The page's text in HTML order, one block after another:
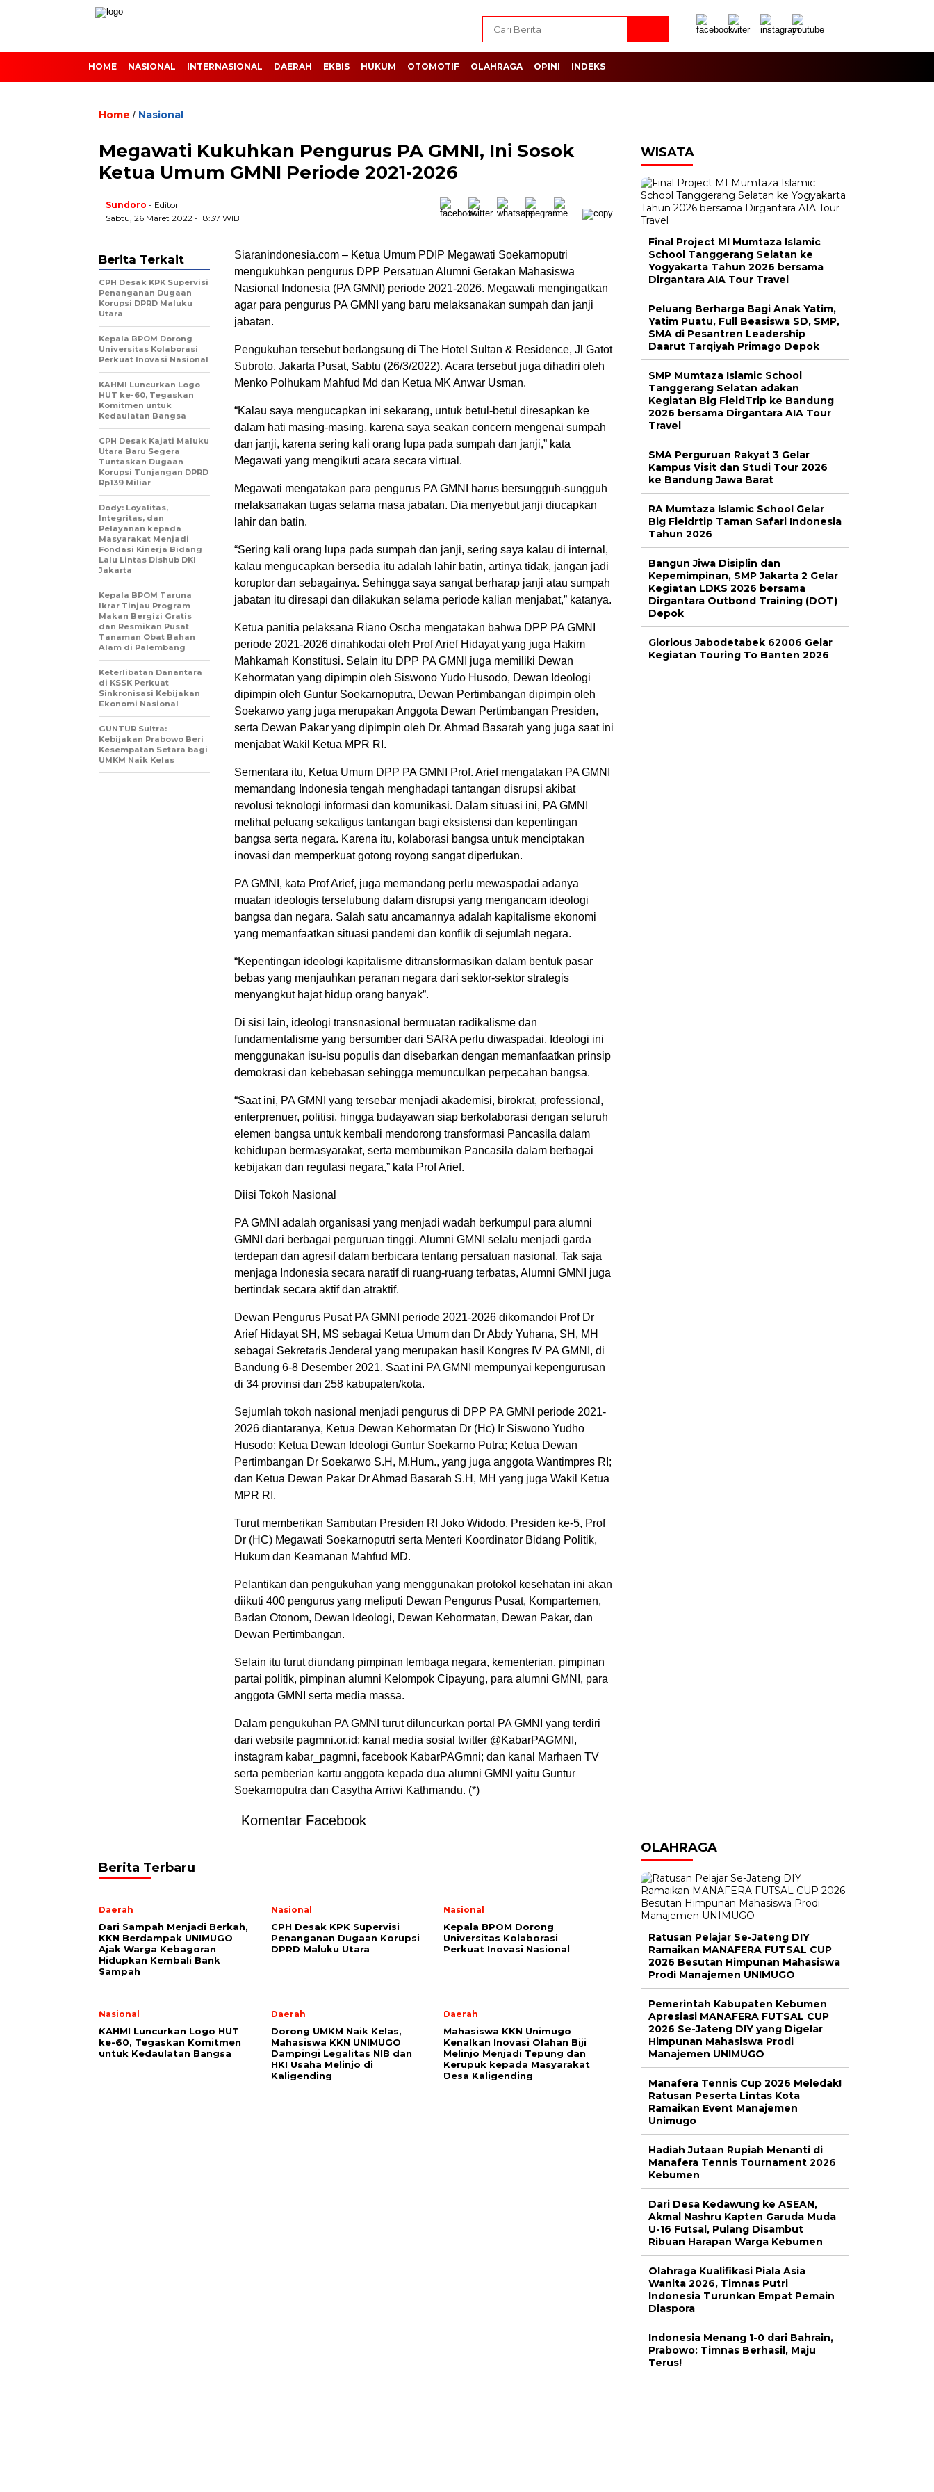
HOME NASIONAL INTERNASIONAL DAERAH EKBIS HUKUM OTOMOTIF OLAHRAGA OPINI INDEKS
Home / Nasional
Megawati Kukuhkan Pengurus PA GMNI, Ini Sosok
Ketua Umum GMNI Periode 2021-2026
Sundoro - Editor
Sabtu, 26 Maret 2022 - 18:37 WIB
Siaranindonesia.com – Ketua Umum PDIP Megawati Soekarnoputri
mengukuhkan pengurus DPP Persatuan Alumni Gerakan Mahasiswa
Nasional Indonesia (PA GMNI) periode 2021-2026. Megawati mengingatkan
agar para pengurus PA GMNI yang baru melaksanakan sumpah dan janji
jabatan.
Pengukuhan tersebut berlangsung di The Hotel Sultan & Residence, Jl Gatot
Subroto, Jakarta Pusat, Sabtu (26/3/2022). Acara tersebut juga dihadiri oleh
Menko Polhukam Mahfud Md dan Ketua MK Anwar Usman.
“Kalau saya mengucapkan ini sekarang, untuk betul-betul diresapkan ke
dalam hati masing-masing, karena saya seakan concern mengenai sumpah
dan janji, karena sering kali orang lupa pada sumpah dan janji,” kata
Megawati yang mengikuti acara secara virtual.
Megawati mengatakan para pengurus PA GMNI harus bersungguh-sungguh
melaksanakan tugas selama masa jabatan. Dia menyebut janji diucapkan
lahir dan batin.
“Sering kali orang lupa pada sumpah dan janji, sering saya kalau di internal,
kalau mengucapkan bersedia itu adalah lahir batin, artinya tidak, jangan jadi
koruptor dan sebagainya. Sehingga saya sangat berharap janji atau sumpah
jabatan itu diresapi dan dilakukan selama periode kalian menjabat,” katanya.
Ketua panitia pelaksana Riano Oscha mengatakan bahwa DPP PA GMNI
periode 2021-2026 dinahkodai oleh Prof Arief Hidayat yang juga Hakim
Mahkamah Konstitusi. Selain itu DPP PA GMNI juga memiliki Dewan
Kehormatan yang dipimpin oleh Siswono Yudo Husodo, Dewan Ideologi
dipimpin oleh Guntur Soekarnoputra, Dewan Pertimbangan dipimpin oleh
Soekarwo yang juga merupakan Anggota Dewan Pertimbangan Presiden,
serta Dewan Pakar yang dipimpin oleh Dr. Ahmad Basarah yang juga saat ini
menjabat Wakil Ketua MPR RI.
Sementara itu, Ketua Umum DPP PA GMNI Prof. Arief mengatakan PA GMNI
memandang Indonesia tengah menghadapi tantangan disrupsi akibat
revolusi teknologi informasi dan komunikasi. Dalam situasi ini, PA GMNI
melihat peluang sekaligus tantangan bagi eksistensi dan kepentingan
bangsa serta negara. Karena itu, kolaborasi bangsa untuk menciptakan
inovasi dan memperkuat gotong royong sangat diperlukan.
PA GMNI, kata Prof Arief, juga memandang perlu mewaspadai adanya
muatan ideologis terselubung dalam disrupsi yang mengancam ideologi
bangsa dan negara. Salah satu ancamannya adalah kapitalisme ekonomi
yang memanfaatkan situasi pandemi dan konflik di sejumlah negara.
“Kepentingan ideologi kapitalisme ditransformasikan dalam bentuk pasar
bebas yang menjauhkan peranan negara dari sektor-sektor strategis
menyangkut hajat hidup orang banyak”.
Di sisi lain, ideologi transnasional bermuatan radikalisme dan
fundamentalisme yang bersumber dari SARA perlu diwaspadai. Ideologi ini
menggunakan isu-isu populis dan disebarkan dengan memanfaatkan prinsip
demokrasi dan kebebasan sehingga memunculkan perpecahan bangsa.
“Saat ini, PA GMNI yang tersebar menjadi akademisi, birokrat, professional,
enterprenuer, politisi, hingga budayawan siap berkolaborasi dengan seluruh
elemen bangsa untuk kembali mendorong transformasi Pancasila dalam
kehidupan bermasyarakat, serta membumikan Pancasila dalam berbagai
kebijakan dan regulasi negara,” kata Prof Arief.
Diisi Tokoh Nasional
PA GMNI adalah organisasi yang menjadi wadah berkumpul para alumni
GMNI dari berbagai perguruan tinggi. Alumni GMNI selalu menjadi garda
terdepan dan agresif dalam berbicara tentang persatuan nasional. Tak saja
menjaga Indonesia secara naratif di ruang-ruang terbatas, Alumni GMNI juga
bertindak secara aktif dan atraktif.
Dewan Pengurus Pusat PA GMNI periode 2021-2026 dikomandoi Prof Dr
Arief Hidayat SH, MS sebagai Ketua Umum dan Dr Abdy Yuhana, SH, MH
sebagai Sekretaris Jenderal yang merupakan hasil Kongres IV PA GMNI, di
Bandung 6-8 Desember 2021. Saat ini PA GMNI mempunyai kepengurusan
di 34 provinsi dan 258 kabupaten/kota.
Sejumlah tokoh nasional menjadi pengurus di DPP PA GMNI periode 2021-
2026 diantaranya, Ketua Dewan Kehormatan Dr (Hc) Ir Siswono Yudho
Husodo; Ketua Dewan Ideologi Guntur Soekarno Putra; Ketua Dewan
Pertimbangan Dr Soekarwo S.H, M.Hum., yang juga anggota Wantimpres RI;
dan Ketua Dewan Pakar Dr Ahmad Basarah S.H, MH yang juga Wakil Ketua
MPR RI.
Turut memberikan Sambutan Presiden RI Joko Widodo, Presiden ke-5, Prof
Dr (HC) Megawati Soekarnoputri serta Menteri Koordinator Bidang Politik,
Hukum dan Keamanan Mahfud MD.
Pelantikan dan pengukuhan yang menggunakan protokol kesehatan ini akan
diikuti 400 pengurus yang meliputi Dewan Pengurus Pusat, Kompartemen,
Badan Otonom, Dewan Ideologi, Dewan Kehormatan, Dewan Pakar, dan
Dewan Pertimbangan.
Selain itu turut diundang pimpinan lembaga negara, kementerian, pimpinan
partai politik, pimpinan alumni Kelompok Cipayung, para alumni GMNI, para
anggota GMNI serta media massa.
Dalam pengukuhan PA GMNI turut diluncurkan portal PA GMNI yang terdiri
dari website pagmni.or.id; kanal media sosial twitter @KabarPAGMNI,
instagram kabar_pagmni, facebook KabarPAGmni; dan kanal Marhaen TV
serta pemberian kartu anggota kepada dua alumni GMNI yaitu Guntur
Soekarnoputra dan Casytha Arriwi Kathmandu. (*)
Komentar Facebook
Berita Terkait
CPH Desak KPK Supervisi
Penanganan Dugaan
Korupsi DPRD Maluku
Utara
Kepala BPOM Dorong
Universitas Kolaborasi
Perkuat Inovasi Nasional
KAHMI Luncurkan Logo
HUT ke-60, Tegaskan
Komitmen untuk
Kedaulatan Bangsa
CPH Desak Kajati Maluku
Utara Baru Segera
Tuntaskan Dugaan
Korupsi Tunjangan DPRD
Rp139 Miliar
Dody: Loyalitas,
Integritas, dan
Pelayanan kepada
Masyarakat Menjadi
Fondasi Kinerja Bidang
Lalu Lintas Dishub DKI
Jakarta
Kepala BPOM Taruna
Ikrar Tinjau Program
Makan Bergizi Gratis
dan Resmikan Pusat
Tanaman Obat Bahan
Alam di Palembang
Keterlibatan Danantara
di KSSK Perkuat
Sinkronisasi Kebijakan
Ekonomi Nasional
GUNTUR Sultra:
Kebijakan Prabowo Beri
Kesempatan Setara bagi
UMKM Naik Kelas
Berita Terbaru
Daerah
Dari Sampah Menjadi Berkah,
KKN Berdampak UNIMUGO
Ajak Warga Kebagoran
Hidupkan Kembali Bank
Sampah
Nasional
CPH Desak KPK Supervisi
Penanganan Dugaan Korupsi
DPRD Maluku Utara
Nasional
Kepala BPOM Dorong
Universitas Kolaborasi
Perkuat Inovasi Nasional
Nasional
KAHMI Luncurkan Logo HUT
ke-60, Tegaskan Komitmen
untuk Kedaulatan Bangsa
Daerah
Dorong UMKM Naik Kelas,
Mahasiswa KKN UNIMUGO
Dampingi Legalitas NIB dan
HKI Usaha Melinjo di
Kaligending
Daerah
Mahasiswa KKN Unimugo
Kenalkan Inovasi Olahan Biji
Melinjo Menjadi Tepung dan
Kerupuk kepada Masyarakat
Desa Kaligending
WISATA
Final Project MI Mumtaza Islamic
School Tanggerang Selatan ke
Yogyakarta Tahun 2026 bersama
Dirgantara AIA Tour Travel
Peluang Berharga Bagi Anak Yatim,
Yatim Puatu, Full Beasiswa SD, SMP,
SMA di Pesantren Leadership
Daarut Tarqiyah Primago Depok
SMP Mumtaza Islamic School
Tanggerang Selatan adakan
Kegiatan Big FieldTrip ke Bandung
2026 bersama Dirgantara AIA Tour
Travel
SMA Perguruan Rakyat 3 Gelar
Kampus Visit dan Studi Tour 2026
ke Bandung Jawa Barat
RA Mumtaza Islamic School Gelar
Big Fieldrtip Taman Safari Indonesia
Tahun 2026
Bangun Jiwa Disiplin dan
Kepemimpinan, SMP Jakarta 2 Gelar
Kegiatan LDKS 2026 bersama
Dirgantara Outbond Training (DOT)
Depok
Glorious Jabodetabek 62006 Gelar
Kegiatan Touring To Banten 2026
OLAHRAGA
Ratusan Pelajar Se-Jateng DIY
Ramaikan MANAFERA FUTSAL CUP
2026 Besutan Himpunan Mahasiswa
Prodi Manajemen UNIMUGO
Pemerintah Kabupaten Kebumen
Apresiasi MANAFERA FUTSAL CUP
2026 Se-Jateng DIY yang Digelar
Himpunan Mahasiswa Prodi
Manajemen UNIMUGO
Manafera Tennis Cup 2026 Meledak!
Ratusan Peserta Lintas Kota
Ramaikan Event Manajemen
Unimugo
Hadiah Jutaan Rupiah Menanti di
Manafera Tennis Tournament 2026
Kebumen
Dari Desa Kedawung ke ASEAN,
Akmal Nashru Kapten Garuda Muda
U-16 Futsal, Pulang Disambut
Ribuan Harapan Warga Kebumen
Olahraga Kualifikasi Piala Asia
Wanita 2026, Timnas Putri
Indonesia Turunkan Empat Pemain
Diaspora
Indonesia Menang 1-0 dari Bahrain,
Prabowo: Timnas Berhasil, Maju
Terus!